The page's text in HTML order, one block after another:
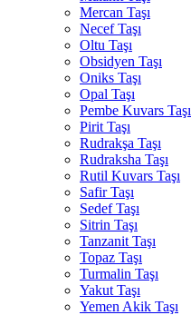
Mercan Taşı
Necef Taşı
Oltu Taşı
Obsidyen Taşı
Oniks Taşı
Opal Taşı
Pembe Kuvars Taşı
Pirit Taşı
Rudrakşa Taşı
Rudraksha Taşı
Rutil Kuvars Taşı
Safir Taşı
Sedef Taşı
Sitrin Taşı
Tanzanit Taşı
Topaz Taşı
Turmalin Taşı
Yakut Taşı
Yemen Akik Taşı